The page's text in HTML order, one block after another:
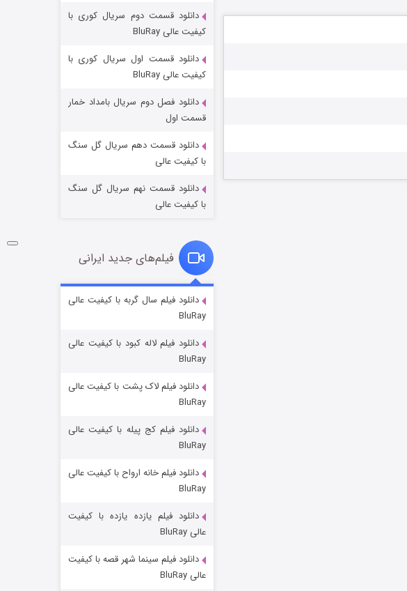
شکست استوارت در نجات جهان
قسمت ۷ (زیرنویس) منتشر شد
شوگر فصل ۲
قسمت
خاندان اژدها فصل ۳
دانلود قسمت دوم سریال کوری با
کیفیت عالی BluRay
دانلود قسمت اول سریال کوری با
کیفیت عالی BluRay
دانلود فصل دوم سریال بامداد خمار
قسمت اول
دانلود قسمت دهم سریال گل سنگ
با کیفیت عالی
دانلود قسمت نهم سریال گل سنگ
با کیفیت عالی
فیلم‌های جدید ایرانی
دانلود فیلم سال گربه با کیفیت عالی
BluRay
دانلود فیلم لاله کبود با کیفیت عالی
BluRay
دانلود فیلم لاک پشت با کیفیت عالی
BluRay
دانلود فیلم کج‌ پیله با کیفیت عالی
BluRay
دانلود فیلم خانه ارواح با کیفیت عالی
BluRay
دانلود فیلم یازده یازده با کیفیت
عالی BluRay
دانلود فیلم سینما شهر قصه با کیفیت
عالی BluRay